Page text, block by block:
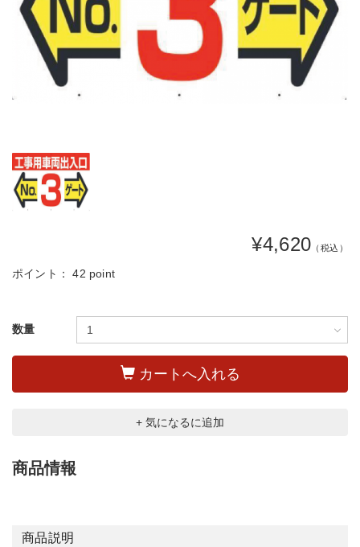
¥4,620 （税込）
ポイント：42 point
数量
カートへ入れる
+ 気になるに追加
商品情報
商品説明